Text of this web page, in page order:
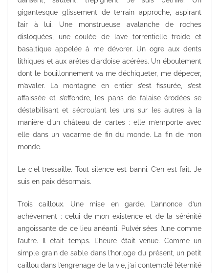
gigantesque glissement de terrain approche, aspirant
l’air à lui. Une monstrueuse avalanche de roches
disloquées, une coulée de lave torrentielle froide et
basaltique appelée à me dévorer. Un ogre aux dents
lithiques et aux arêtes d’ardoise acérées. Un éboulement
dont le bouillonnement va me déchiqueter, me dépecer,
m’avaler. La montagne en entier s’est fissurée, s’est
affaissée et s’effondre, les pans de falaise érodées se
déstabilisant et s’écroulant les uns sur les autres à la
manière d’un château de cartes : elle m’emporte avec
elle dans un vacarme de fin du monde. La fin de mon
monde.
Le ciel tressaille. Tout silence est banni. C’en est fait. Je
suis en paix désormais.
Trois cailloux. Une mise en garde. L’annonce d’un
achèvement : celui de mon existence et de la sérénité
angoissante de ce lieu anéanti. Pulvérisées l’une comme
l’autre. Il était temps. L’heure était venue. Comme un
simple grain de sable dans l’horloge du présent, un petit
caillou dans l’engrenage de la vie, j’ai contemplé l’éternité